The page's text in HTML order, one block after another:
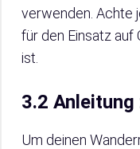
verwenden. Achte
für den Einsatz
ist.
3.2
Um deinen